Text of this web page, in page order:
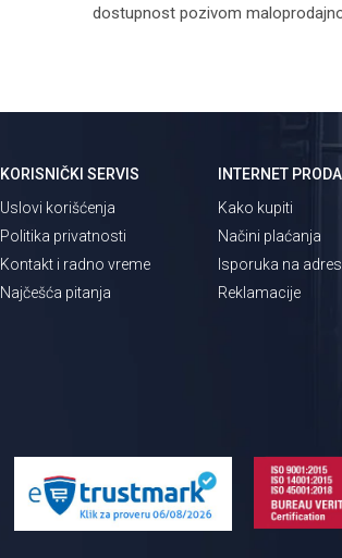
dostupnost pozivom
KORISNIČKI SERVIS
Uslovi korišćenja
Politika privatnosti
Kontakt i radno vreme
Najčešća pitanja
INTERNET
Kako kupiti
Načini plaćanja
Isporuka na
Reklamacije